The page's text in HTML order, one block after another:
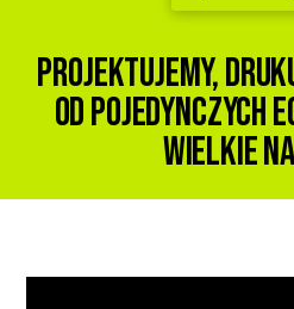
Projektujemy,
Od pojedynczych
wielkie